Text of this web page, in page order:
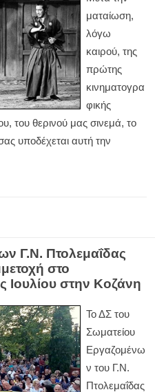
ματαίωση,
λόγω
καιρού, της
πρώτης
κινηματογρα
φικής
του θερινού μας σινεμά, το
υποδέχεται αυτή την
Γ.Ν. Πτολεμαΐδας
στο
Ιουλίου στην Κοζάνη
Το ΔΣ του
Σωματείου
Εργαζομένω
ν του Γ.Ν.
Πτολεμαΐδας